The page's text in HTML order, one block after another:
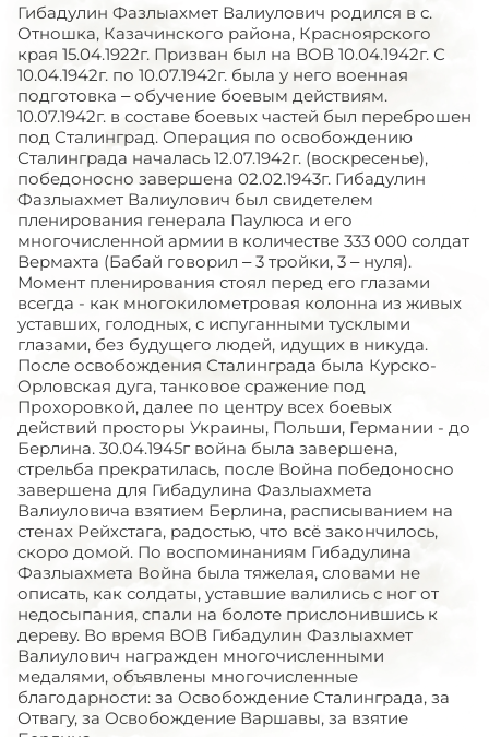
Гибадулин Фазлыахмет Валиулович родился в с.
Отношка, Казачинского района, Красноярского
края 15.04.1922г. Призван был на ВОВ 10.04.1942г. С
10.04.1942г. по 10.07.1942г. была у него военная
подготовка – обучение боевым действиям.
10.07.1942г. в составе боевых частей был переброшен
под Сталинград. Операция по освобождению
Сталинграда началась 12.07.1942г. (воскресенье),
победоносно завершена 02.02.1943г. Гибадулин
Фазлыахмет Валиулович был свидетелем
пленирования генерала Паулюса и его
многочисленной армии в количестве 333 000 солдат
Вермахта (Бабай говорил – 3 тройки, 3 – нуля).
Момент пленирования стоял перед его глазами
всегда - как многокилометровая колонна из живых
уставших, голодных, с испуганными тусклыми
глазами, без будущего людей, идущих в никуда.
После освобождения Сталинграда была Курско-
Орловская дуга, танковое сражение под
Прохоровкой, далее по центру всех боевых
действий просторы Украины, Польши, Германии - до
Берлина. 30.04.1945г война была завершена,
стрельба прекратилась, после Война победоносно
завершена для Гибадулина Фазлыахмета
Валиуловича взятием Берлина, расписыванием на
стенах Рейхстага, радостью, что всё закончилось,
скоро домой. По воспоминаниям Гибадулина
Фазлыахмета Война была тяжелая, словами не
описать, как солдаты, уставшие валились с ног от
недосыпания, спали на болоте прислонившись к
дереву. Во время ВОВ Гибадулин Фазлыахмет
Валиулович награжден многочисленными
медалями, объявлены многочисленные
благодарности: за Освобождение Сталинграда, за
Отвагу, за Освобождение Варшавы, за взятие